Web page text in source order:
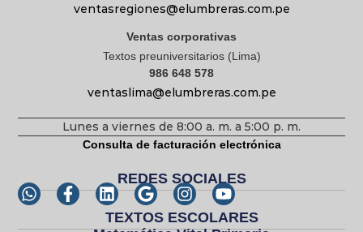
ventasregiones@elumbreras.com.pe
Ventas corporativas
Textos preuniversitarios (Lima)
986 648 578
ventaslima@elumbreras.com.pe
Lunes a viernes de 8:00 a. m. a 5:00 p. m.
Consulta de facturación electrónica
REDES SOCIALES
TEXTOS ESCOLARES